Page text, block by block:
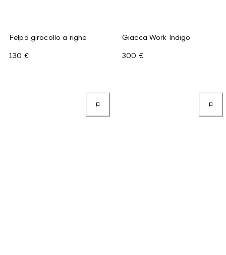
Felpa girocollo a righe
130 €
Giacca Work Indigo
300 €